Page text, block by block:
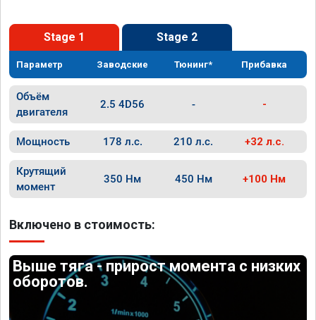
Stage 1 Stage 2
Параметр Заводские Тюнинг* Прибавка
Объём
двигателя
2.5 4D56 - -
Мощность 178 л.с. 210 л.с. +32 л.с.
Крутящий
момент
350 Нм 450 Нм +100 Нм
Включено в стоимость:
Выше тяга - прирост момента с низких
оборотов.